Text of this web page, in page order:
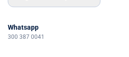
Whatsapp
300 387 0041